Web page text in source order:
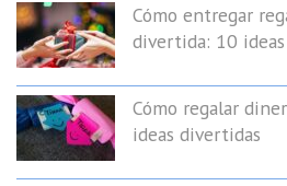
Cómo entregar
divertida: 10
Cómo regalar
ideas divertidas